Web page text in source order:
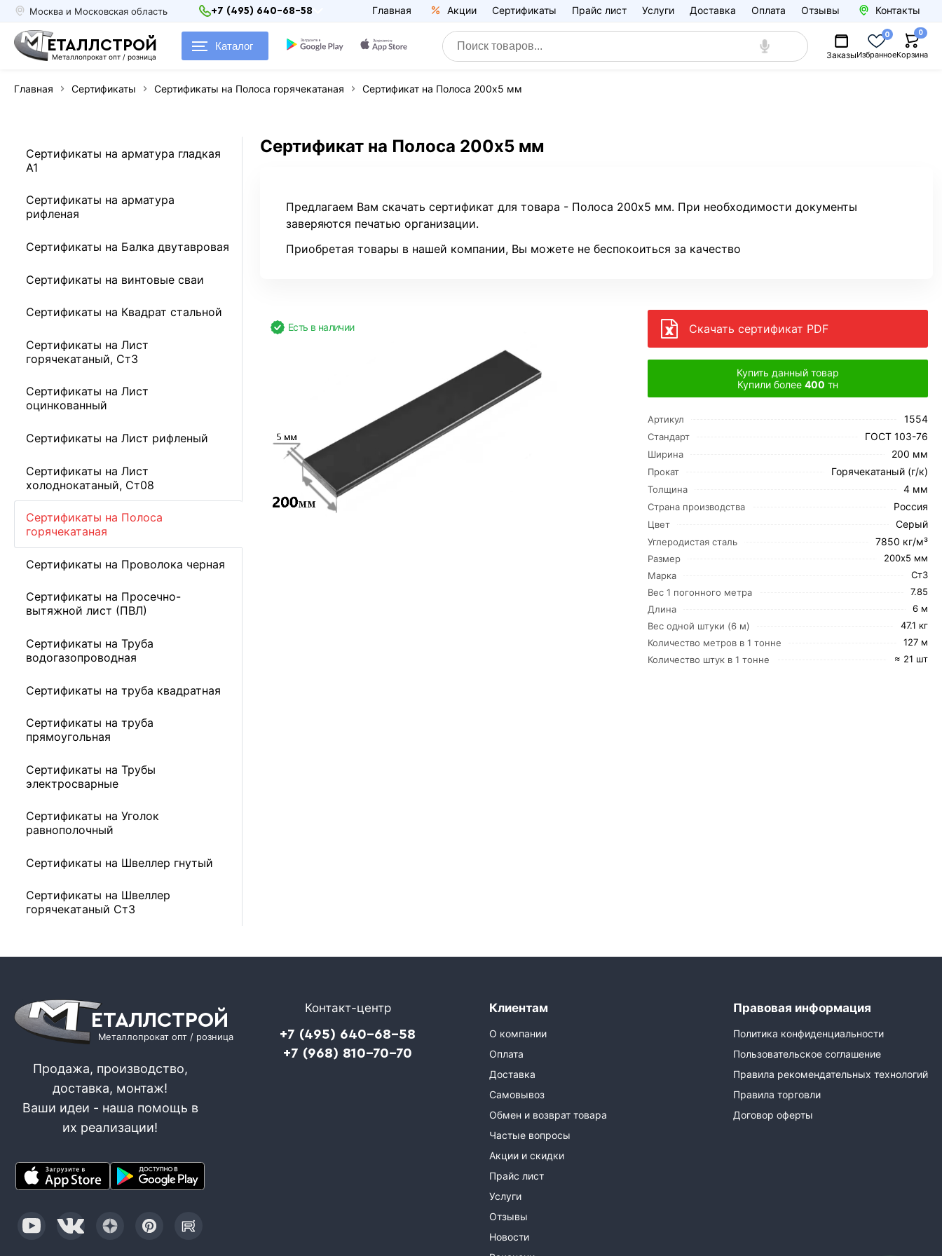
Москва и Московская область +7 (495) 640-68-58 Главная Акции Сертификаты Прайс лист Услуги Доставка Оплата Отзывы Контакты
ЕТАЛЛСТРОЙ
Металлопрокат опт / розница
Каталог
ЗаказыИзбранное
0
Корзина
0
Главная Сертификаты Сертификаты на Полоса горячекатаная Сертификат на Полоса 200х5 мм
Сертификаты на арматура гладкая
А1
Сертификаты на арматура
рифленая
Сертификаты на Балка двутавровая
Сертификаты на винтовые сваи
Сертификаты на Квадрат стальной
Сертификаты на Лист
горячекатаный, Ст3
Сертификаты на Лист
оцинкованный
Сертификаты на Лист рифленый
Сертификаты на Лист
холоднокатаный, Ст08
Сертификаты на Полоса
горячекатаная
Сертификаты на Проволока черная
Сертификаты на Просечно-
вытяжной лист (ПВЛ)
Сертификаты на Труба
водогазопроводная
Сертификаты на труба квадратная
Сертификаты на труба
прямоугольная
Сертификаты на Трубы
электросварные
Сертификаты на Уголок
равнополочный
Сертификаты на Швеллер гнутый
Сертификаты на Швеллер
горячекатаный Ст3
Сертификат на Полоса 200х5 мм
Предлагаем Вам скачать сертификат для товара - Полоса 200х5 мм. При необходимости документы
заверяются печатью организации.
Приобретая товары в нашей компании, Вы можете не беспокоиться за качество
Есть в наличии Скачать сертификат PDF
Купить данный товар
Купили более 400 тн
Артикул 1554
Стандарт ГОСТ 103-76
Ширина 200 мм
Прокат Горячекатаный (г/к)
Толщина 4 мм
Страна производства Россия
Цвет Серый
Углеродистая сталь 7850 кг/м³
Размер
200х5 мм
Марка
Ст3
Вес 1 погонного метра
7.85
Длина
6 м
Вес одной штуки (6 м)
47.1 кг
Количество метров в 1 тонне
127 м
Количество штук в 1 тонне
≈ 21 шт
ЕТАЛЛСТРОЙ
Металлопрокат опт / розница
Продажа, производство,
доставка, монтаж!
Ваши идеи - наша помощь в
их реализации!
Контакт-центр
+7 (495) 640-68-58
+7 (968) 810-70-70
Клиентам
О компании
Оплата
Доставка
Самовывоз
Обмен и возврат товара
Частые вопросы
Акции и скидки
Прайс лист
Услуги
Отзывы
Новости
Правовая информация
Политика конфиденциальности
Пользовательское соглашение
Правила рекомендательных технологий
Правила торговли
Договор оферты